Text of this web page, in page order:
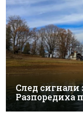
След сигнали
Разпоредиха